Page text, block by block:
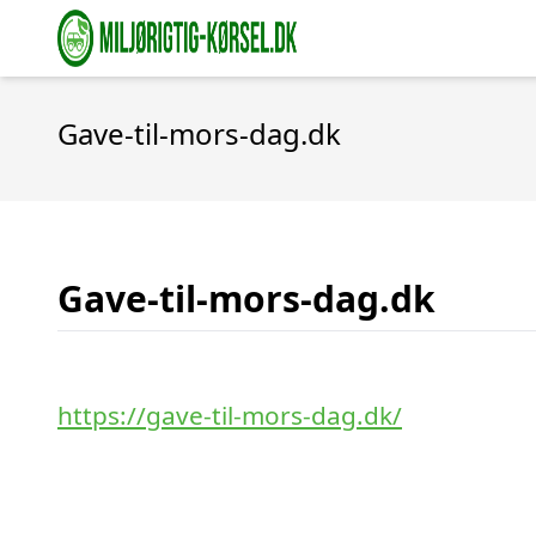
Gave-til-mors-dag.dk
Gave-til-mors-dag.dk
https://gave-til-mors-dag.dk/